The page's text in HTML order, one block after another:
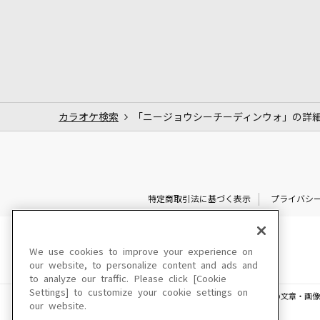
カラオケ検索 「ニージョウシーチーディンウォ」の詳
特定商取引法に基づく表示 プライバシ
このサイトに掲載されている一切の文章・画
We use cookies to improve your experience on
our website, to personalize content and ads and
to analyze our traffic. Please click [Cookie
Settings] to customize your cookie settings on
our website.